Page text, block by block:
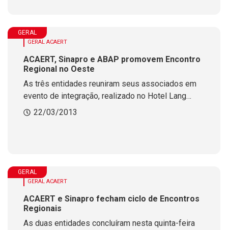
GERAL
GERAL ACAERT
ACAERT, Sinapro e ABAP promovem Encontro
Regional no Oeste
As três entidades reuniram seus associados em
evento de integração, realizado no Hotel Lang
Palace, em Chapecó. ACAERT divulgou o Prêmio
22/03/2013
GERAL
GERAL ACAERT
ACAERT e Sinapro fecham ciclo de Encontros
Regionais
As duas entidades concluíram nesta quinta-feira